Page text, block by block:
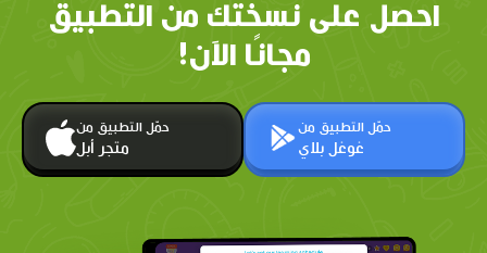
احصل على نسختك من التطبيق
مجانًا الآن!
حمّل التطبيق من
متجر أبل
حمّل التطبيق من
غوغل بلاي